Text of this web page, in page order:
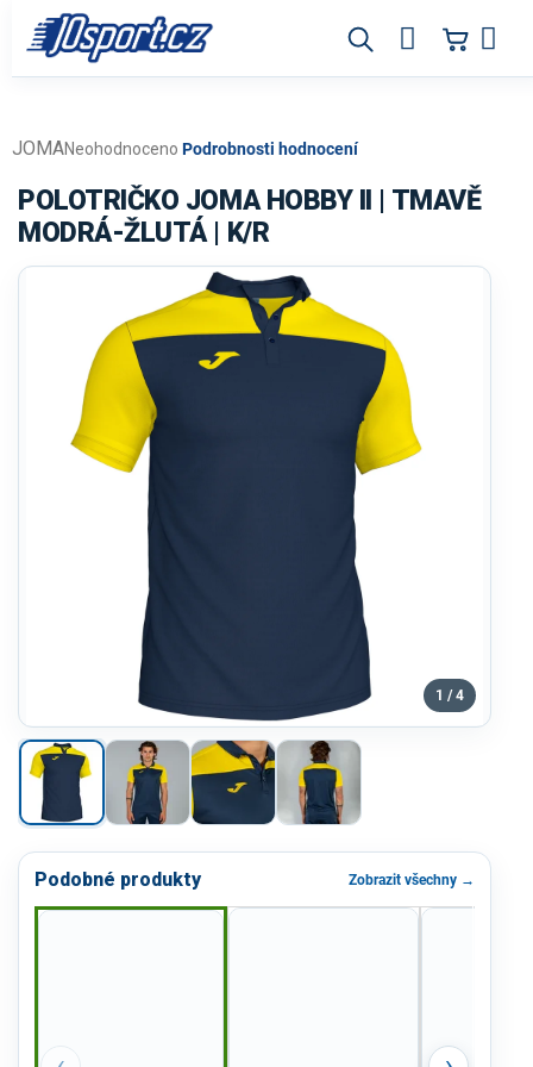
obsah
Průměrné
produktu
je
0,0
Neohodnoceno Podrobnosti hodnocení
JOMA
POLOTRIČKO JOMA HOBBY II | TMAVĚ
MODRÁ-ŽLUTÁ | K/R
1 / 4
Podobné produkty Zobrazit všechny →